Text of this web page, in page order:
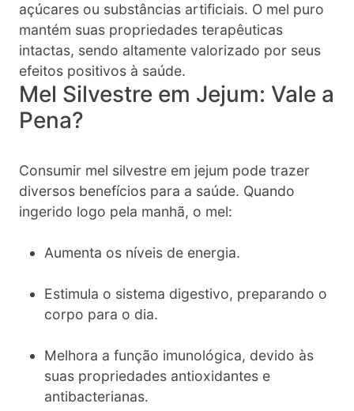
açúcares ou substâncias artificiais. O mel puro
mantém suas propriedades terapêuticas
intactas, sendo altamente valorizado por seus
efeitos positivos à saúde.
Mel Silvestre em Jejum: Vale a
Pena?
Consumir mel silvestre em jejum pode trazer
diversos benefícios para a saúde. Quando
ingerido logo pela manhã, o mel:
Aumenta os níveis de energia.
Estimula o sistema digestivo, preparando o
corpo para o dia.
Melhora a função imunológica, devido às
suas propriedades antioxidantes e
antibacterianas.